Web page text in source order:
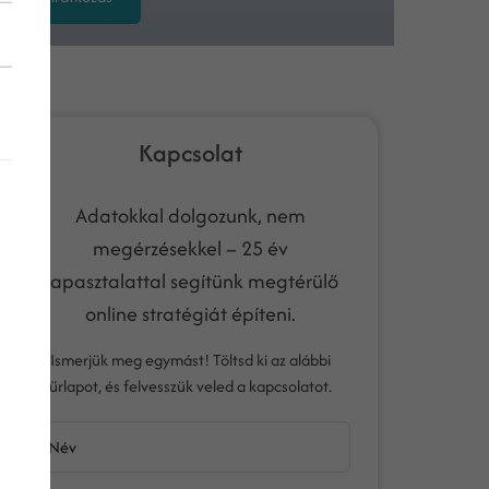
Kapcsolat
Adatokkal dolgozunk, nem
megérzésekkel – 25 év
tapasztalattal segítünk megtérülő
online stratégiát építeni.
Ismerjük meg egymást! Töltsd ki az alábbi
űrlapot, és felvesszük veled a kapcsolatot.
Név